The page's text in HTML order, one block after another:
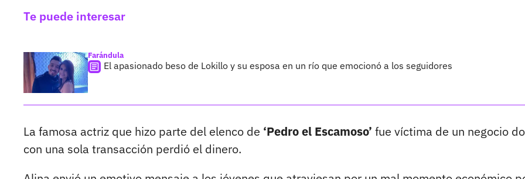
Te puede interesar
Farándula
El apasionado beso de Lokillo y su esposa en un río que emocionó a los seguidores
La famosa actriz que hizo parte del elenco de ‘Pedro el Escamoso’ fue víctima de un negocio
con una sola transacción perdió el dinero.